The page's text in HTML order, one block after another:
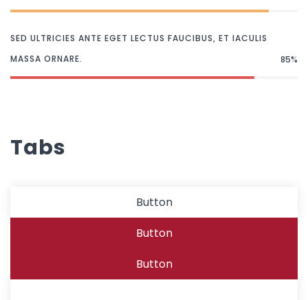
SED ULTRICIES ANTE EGET LECTUS FAUCIBUS, ET IACULIS
MASSA ORNARE.
85%
Tabs
Button
Button
Button